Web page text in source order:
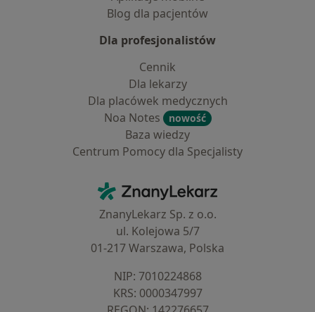
Blog dla pacjentów
Dla profesjonalistów
Cennik
Dla lekarzy
Dla placówek medycznych
Noa Notes
nowość
Baza wiedzy
Centrum Pomocy dla Specjalisty
ZnanyLekarz - Strona główna
ZnanyLekarz Sp. z o.o.
ul. Kolejowa 5/7
01-217 Warszawa, Polska
NIP: ⁠7010224868
KRS: ⁠0000347997